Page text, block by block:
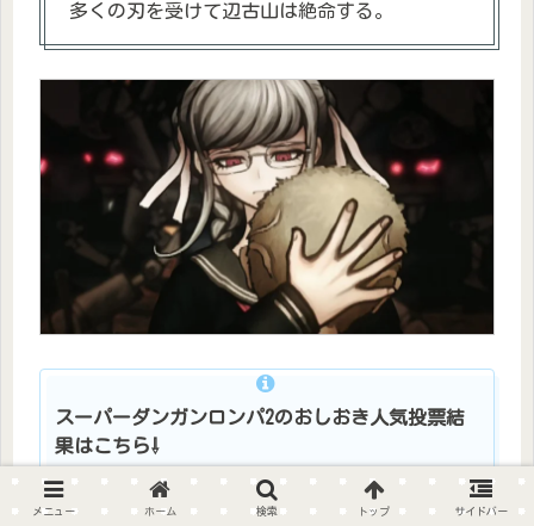
多くの刃を受けて辺古山は絶命する。
スーパーダンガンロンパ2のおしおき人気投票結
果はこちら⇩
メニュー ホーム 検索 トップ サイドバー